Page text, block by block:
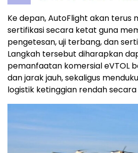
Ke depan, AutoFlight akan terus
sertifikasi secara ketat guna
pengetesan, uji terbang, dan
Langkah tersebut diharapkan
pemanfaatan komersial eVTOL
dan jarak jauh, sekaligus
logistik ketinggian rendah